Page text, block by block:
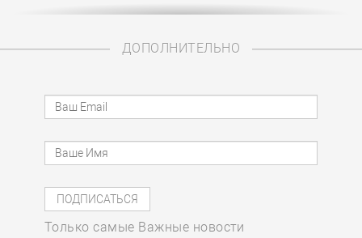
ДОПОЛНИТЕЛЬНО
Только самые Важные новости